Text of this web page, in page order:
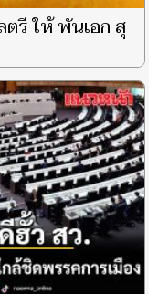
รี ให้ พันเอก สุ